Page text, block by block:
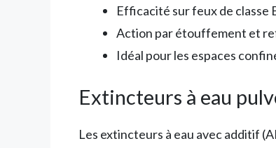
Efficacité sur feux de classe
Action par étouffement et
Idéal pour les espaces
Extincteurs à eau
Les extincteurs à eau avec additif